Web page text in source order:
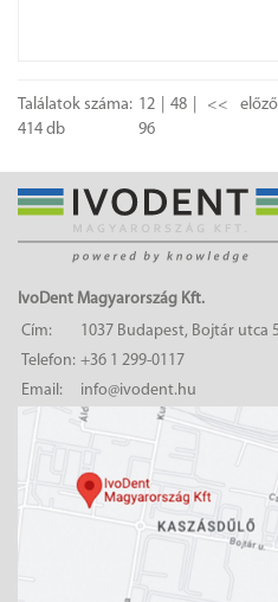
Találatok száma:
414 db
12
48
96
<< előző
IvoDent Magyarország Kft.
Cím:
1037 Budapest, Bojtár utca
Telefon: +36 1 299-0117
Email:
info@ivodent.hu